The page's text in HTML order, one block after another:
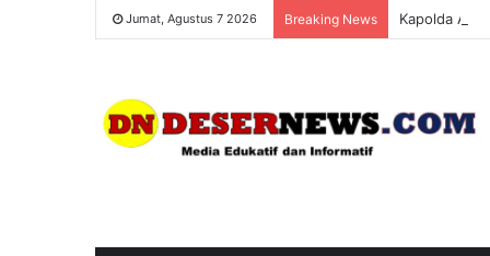
Jumat, Agustus 7 2026 Breaking News Kapolda